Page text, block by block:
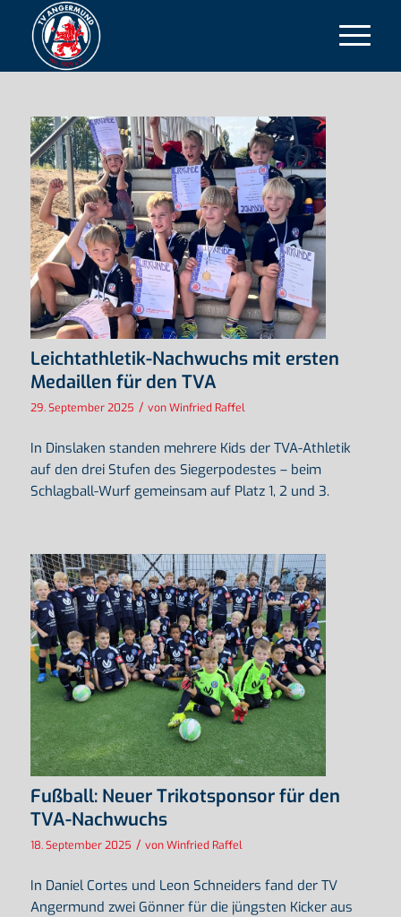
Leichtathletik-Nachwuchs mit ersten
Medaillen für den TVA
29. September 2025 / vonWinfried Raffel
In Dinslaken standen mehrere Kids der TVA-Athletik
auf den drei Stufen des Siegerpodestes – beim
Schlagball-Wurf gemeinsam auf Platz 1, 2 und 3.
Fußball: Neuer Trikotsponsor für den
TVA-Nachwuchs
18. September 2025 / vonWinfried Raffel
In Daniel Cortes und Leon Schneiders fand der TV
Angermund zwei Gönner für die jüngsten Kicker aus